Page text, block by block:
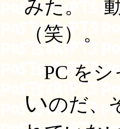
みた。
（笑）
PC をシ
いのだ、